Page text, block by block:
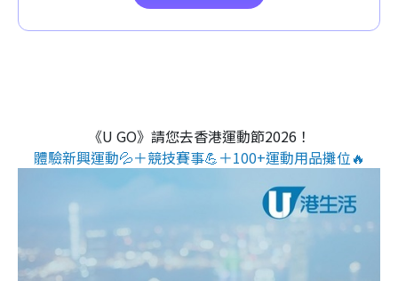
《U GO》請您去香港運動節2026！
體驗新興運動💦＋競技賽事💪＋100+運動用品攤位🔥